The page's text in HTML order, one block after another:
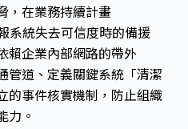
，在業務持續計畫
系統失去可信度時的備援
賴企業內部網路的帶外
管道、定義關鍵系統「清潔
的事件核實機制，防止組織
力。